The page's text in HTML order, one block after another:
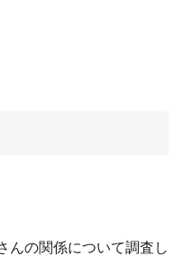
んの関係について調査し